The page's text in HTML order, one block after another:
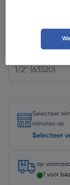
|
Selecteer
minuten op
Selecteer
op
1 voor